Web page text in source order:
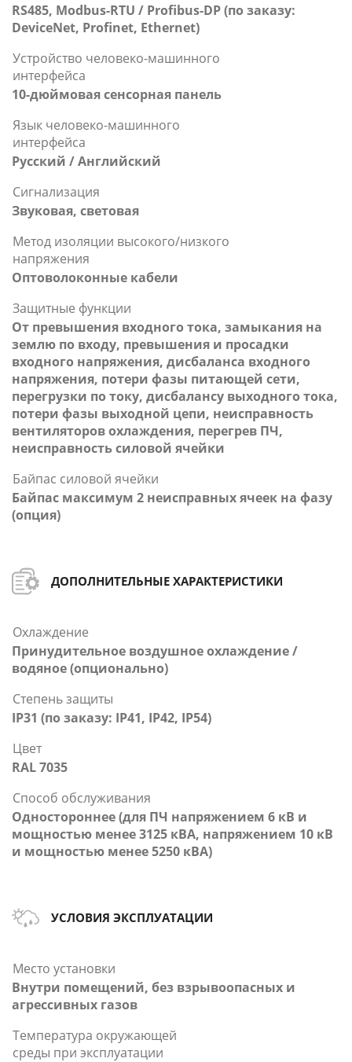
RS485, Modbus-RTU / Profibus-DP (по заказу:
DeviceNet, Profinet, Ethernet)
Устройство человеко-машинного
интерфейса
10-дюймовая сенсорная панель
Язык человеко-машинного
интерфейса
Русский / Английский
Сигнализация
Звуковая, световая
Метод изоляции высокого/низкого
напряжения
Оптоволоконные кабели
Защитные функции
От превышения входного тока, замыкания на
землю по входу, превышения и просадки
входного напряжения, дисбаланса входного
напряжения, потери фазы питающей сети,
перегрузки по току, дисбалансу выходного тока,
потери фазы выходной цепи, неисправность
вентиляторов охлаждения, перегрев ПЧ,
неисправность силовой ячейки
Байпас силовой ячейки
Байпас максимум 2 неисправных ячеек на фазу
(опция)
ДОПОЛНИТЕЛЬНЫЕ ХАРАКТЕРИСТИКИ
Охлаждение
Принудительное воздушное охлаждение /
водяное (опционально)
Степень защиты
IP31 (по заказу: IP41, IP42, IP54)
Цвет
RAL 7035
Способ обслуживания
Одностороннее (для ПЧ напряжением 6 кВ и
мощностью менее 3125 кВА, напряжением 10 кВ
и мощностью менее 5250 кВА)
УСЛОВИЯ ЭКСПЛУАТАЦИИ
Место установки
Внутри помещений, без взрывоопасных и
агрессивных газов
Температура окружающей
среды при эксплуатации